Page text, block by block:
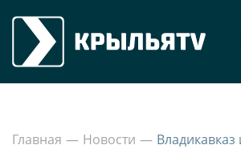
Главная Новости